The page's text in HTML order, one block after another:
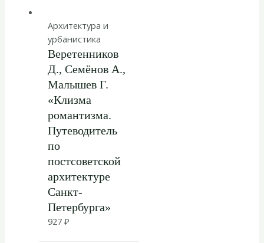
Архитектура и
урбанистика
Веретенников
Д., Семёнов А.,
Малышев Г.
«Клизма
романтизма.
Путеводитель
по
постсоветской
архитектуре
Санкт-
Петербурга»
927 ₽